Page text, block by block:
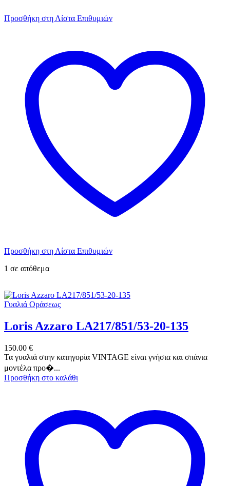
Προσθήκη στη Λίστα Επιθυμιών
Προσθήκη στη Λίστα Επιθυμιών
1 σε απόθεμα
Γυαλιά Οράσεως
Loris Azzaro LA217/851/53-20-135
150.00 €
Τα γυαλιά στην κατηγορία VINTAGE είναι γνήσια και σπάνια
μοντέλα προ�...
Προσθήκη στο καλάθι